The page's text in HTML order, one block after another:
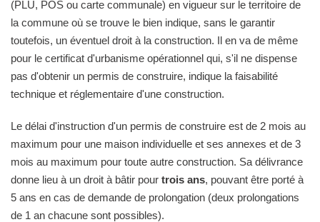
(PLU, POS ou carte communale) en vigueur sur le territoire de
la commune où se trouve le bien indique, sans le garantir
toutefois, un éventuel droit à la construction. Il en va de même
pour le certificat d'urbanisme opérationnel qui, s'il ne dispense
pas d'obtenir un permis de construire, indique la faisabilité
technique et réglementaire d'une construction.
Le délai d'instruction d'un permis de construire est de 2 mois au
maximum pour une maison individuelle et ses annexes et de 3
mois au maximum pour toute autre construction. Sa délivrance
donne lieu à un droit à bâtir pour trois ans, pouvant être porté à
5 ans en cas de demande de prolongation (deux prolongations
de 1 an chacune sont possibles).